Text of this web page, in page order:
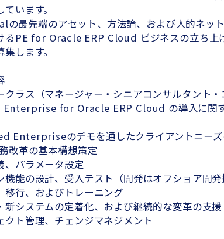
います。
の最先端のアセット、方法論、および人的ネッ
るPE for Oracle ERP Cloud ビジネスの立ち上
します。
クラス（マネージャー・シニアコンサルタント
for Oracle ERP Cloud の導入に関
Enterpriseのデモを通したクライアントニー
改革の基本構想策定
、パラメータ設定
機能の設計、受入テスト（開発はオフショア開
移行、およびトレーニング
新システムの定着化、および継続的な変革の支援
クト管理、チェンジマネジメント